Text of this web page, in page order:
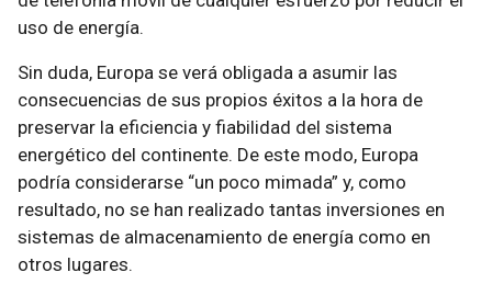
uso de energía.
Sin duda, Europa se verá obligada a asumir las
consecuencias de sus propios éxitos a la hora de
preservar la eficiencia y fiabilidad del sistema
energético del continente. De este modo, Europa
podría considerarse “un poco mimada” y, como
resultado, no se han realizado tantas inversiones en
sistemas de almacenamiento de energía como en
otros lugares.